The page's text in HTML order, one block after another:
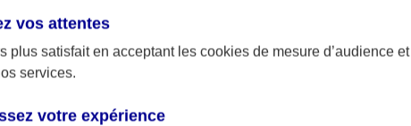
vos attentes
plus satisfait en acceptant les cookies de mesure d’audience
services.
votre expérience